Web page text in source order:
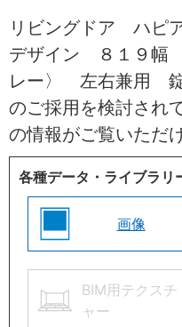
リビングドア ハ
デザイン ８１９幅
レー〉 左右兼用
のご採用を検討され
の情報がご覧いただ
各種データ・ライブラリ
画像
BIM用テクスチ
ャー